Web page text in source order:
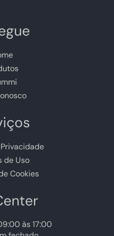
de Uso
Cookies
às 17:00